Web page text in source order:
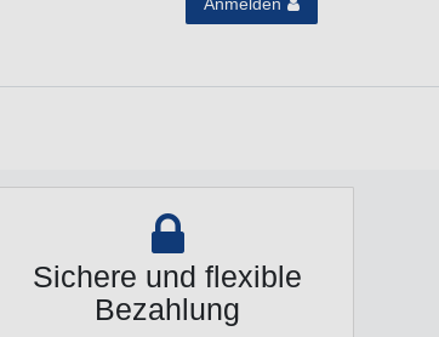
Sichere und flexible
Bezahlung